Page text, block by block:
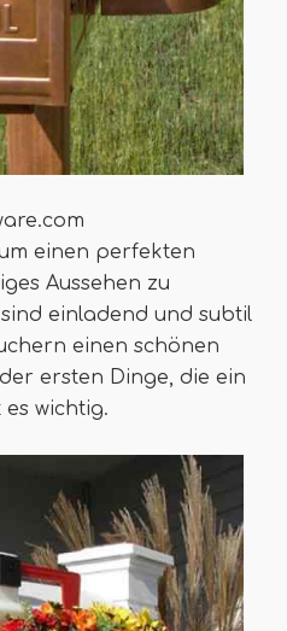
einen perfekten
Aussehen zu
einladend und subtil
einen schönen
ersten Dinge, die ein
es wichtig.